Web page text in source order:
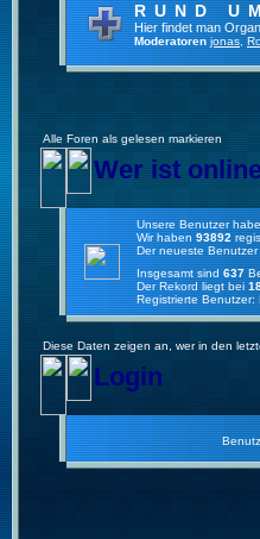
RUND
Hier findet man
Moderatoren jonas
Alle Foren als gelesen markieren
Wer ist
Unsere Benutzer
Wir haben 93892
Der neueste Benutzer
Insgesamt sind 637
Der Rekord liegt bei
Registrierte Benutzer:
Diese Daten zeigen an, wer in den
Login